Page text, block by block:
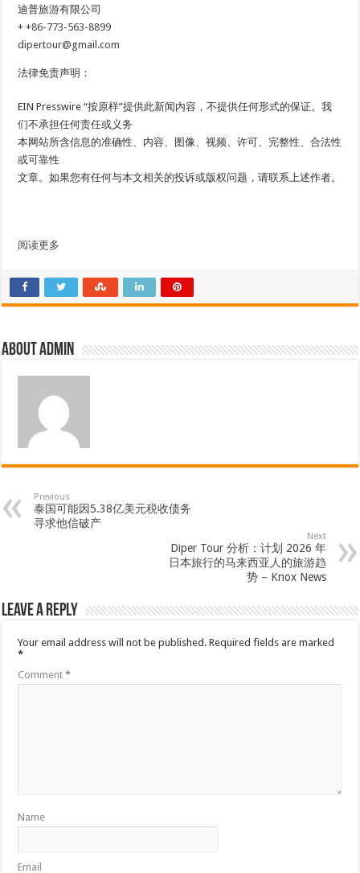
迪普旅游有限公司
+ +86-773-563-8899
dipertour@gmail.com
法律免责声明：
EIN Presswire “按原样”提供此新闻内容，不提供任何形式的保证。我
们不承担任何责任或义务
本网站所含信息的准确性、内容、图像、视频、许可、完整性、合法性
或可靠性
文章。如果您有任何与本文相关的投诉或版权问题，请联系上述作者。
阅读更多
About admin
Previous
泰国可能因5.38亿美元税收债务
寻求他信破产
Next
Diper Tour 分析：计划 2026 年
日本旅行的马来西亚人的旅游趋
势 – Knox News
Leave a Reply
Your email address will not be published. Required fields are marked
*
Comment*
Name
Email